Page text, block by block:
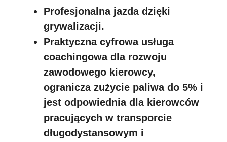
Profesjonalna jazda dzięki
grywalizacji.
Praktyczna cyfrowa usługa
coachingowa dla rozwoju
zawodowego kierowcy,
ogranicza zużycie paliwa do 5% i
jest odpowiednia dla kierowców
pracujących w transporcie
długodystansowym i